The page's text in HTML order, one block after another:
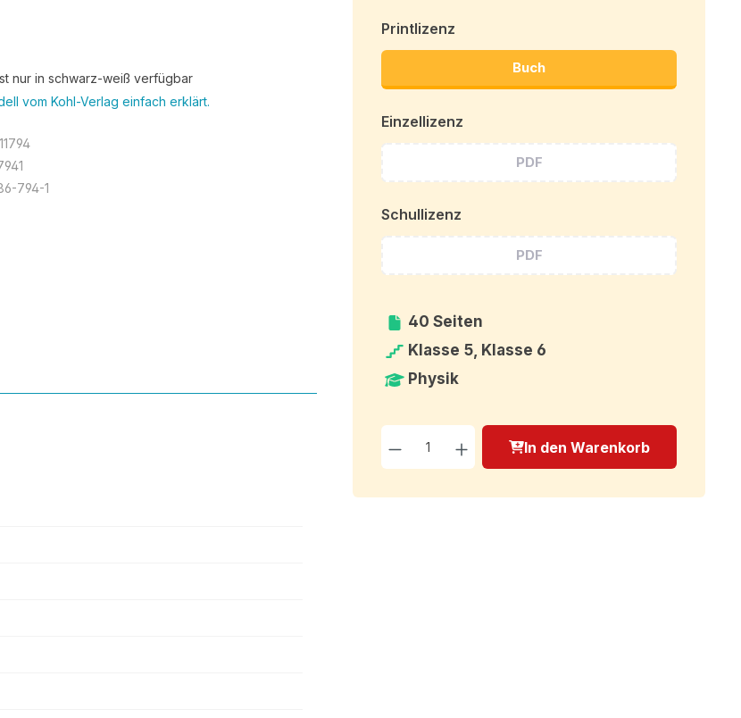
nur in schwarz-weiß verfügbar
vom Kohl-Verlag einfach erklärt.
11794
794-1
Printlizenz
Buch
Einzellizenz
PDF
Schullizenz
PDF
40 Seiten
Klasse 5, Klasse 6
Physik
Produkt Anzahl: Gib
In den Warenkorb